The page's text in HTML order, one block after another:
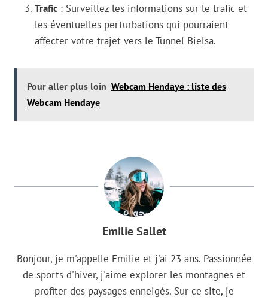
Trafic : Surveillez les informations sur le trafic et
les éventuelles perturbations qui pourraient
affecter votre trajet vers le Tunnel Bielsa.
Pour aller plus loin Webcam Hendaye : liste des
Webcam Hendaye
Emilie Sallet
Bonjour, je m'appelle Emilie et j'ai 23 ans. Passionnée
de sports d'hiver, j'aime explorer les montagnes et
profiter des paysages enneigés. Sur ce site, je